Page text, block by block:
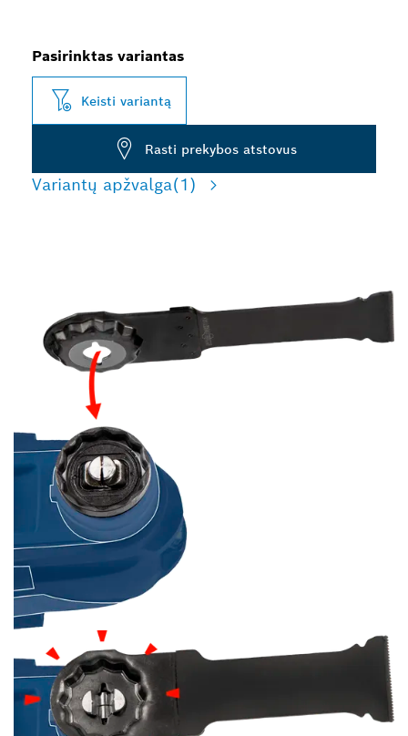
Pasirinktas variantas
Keisti variantą
Rasti prekybos atstovus
Variantų apžvalga(1)